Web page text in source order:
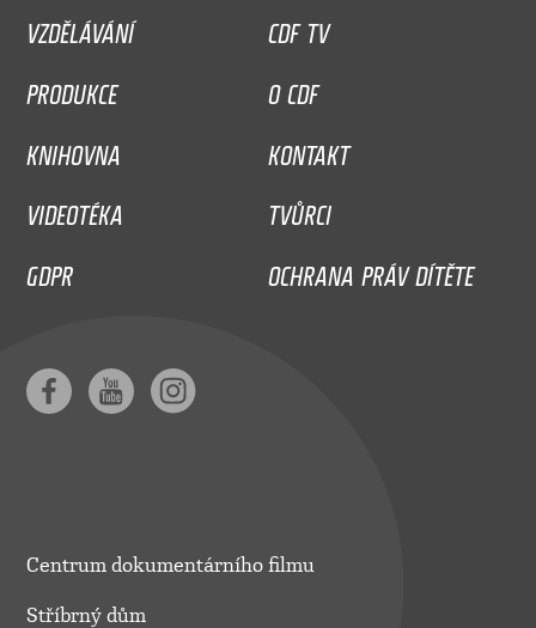
VZDĚLÁVÁNÍ
CDF TV
PRODUKCE
O CDF
KNIHOVNA
KONTAKT
VIDEOTÉKA
TVŮRCI
GDPR
OCHRANA PRÁV DÍTĚTE
Centrum dokumentárního filmu
Stříbrný dům